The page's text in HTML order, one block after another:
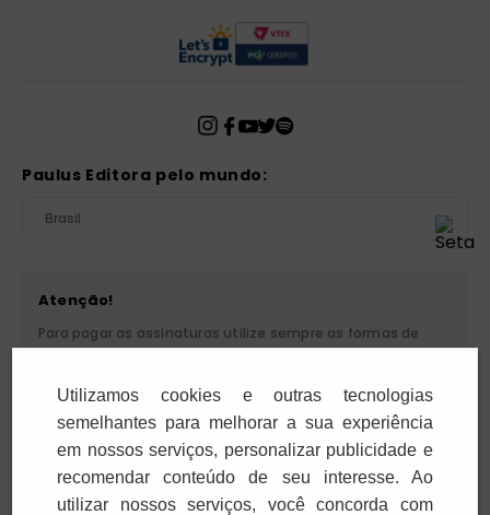
Paulus Editora pelo mundo:
Brasil
Atenção!
Para pagar as assinaturas utilize sempre as formas de
ou de pessoa física. Se você receber algum tipo de
cobrança suspeita, entre em contato conosco pelo
telefone (11) 5087-3600 ou pelo e-mail
cobranca@paulus.com.br.
Utilizamos cookies e outras tecnologias
semelhantes para melhorar a sua experiência
em nossos serviços, personalizar publicidade e
recomendar conteúdo de seu interesse. Ao
utilizar nossos serviços, você concorda com